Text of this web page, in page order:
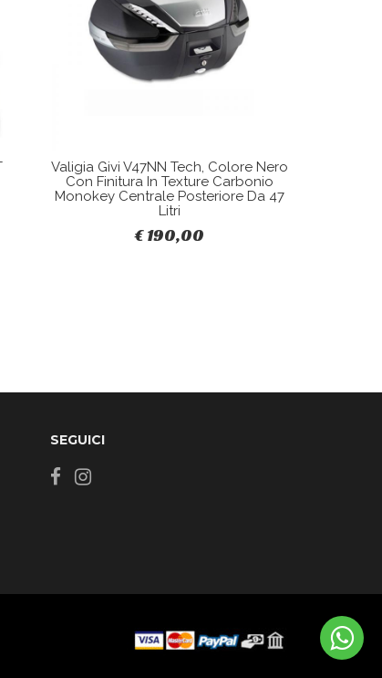
Valigia Givi V47NN Tech, Colore Nero
Con Finitura In Texture Carbonio
Monokey Centrale Posteriore Da 47
Litri
€ 190,00
SEGUICI